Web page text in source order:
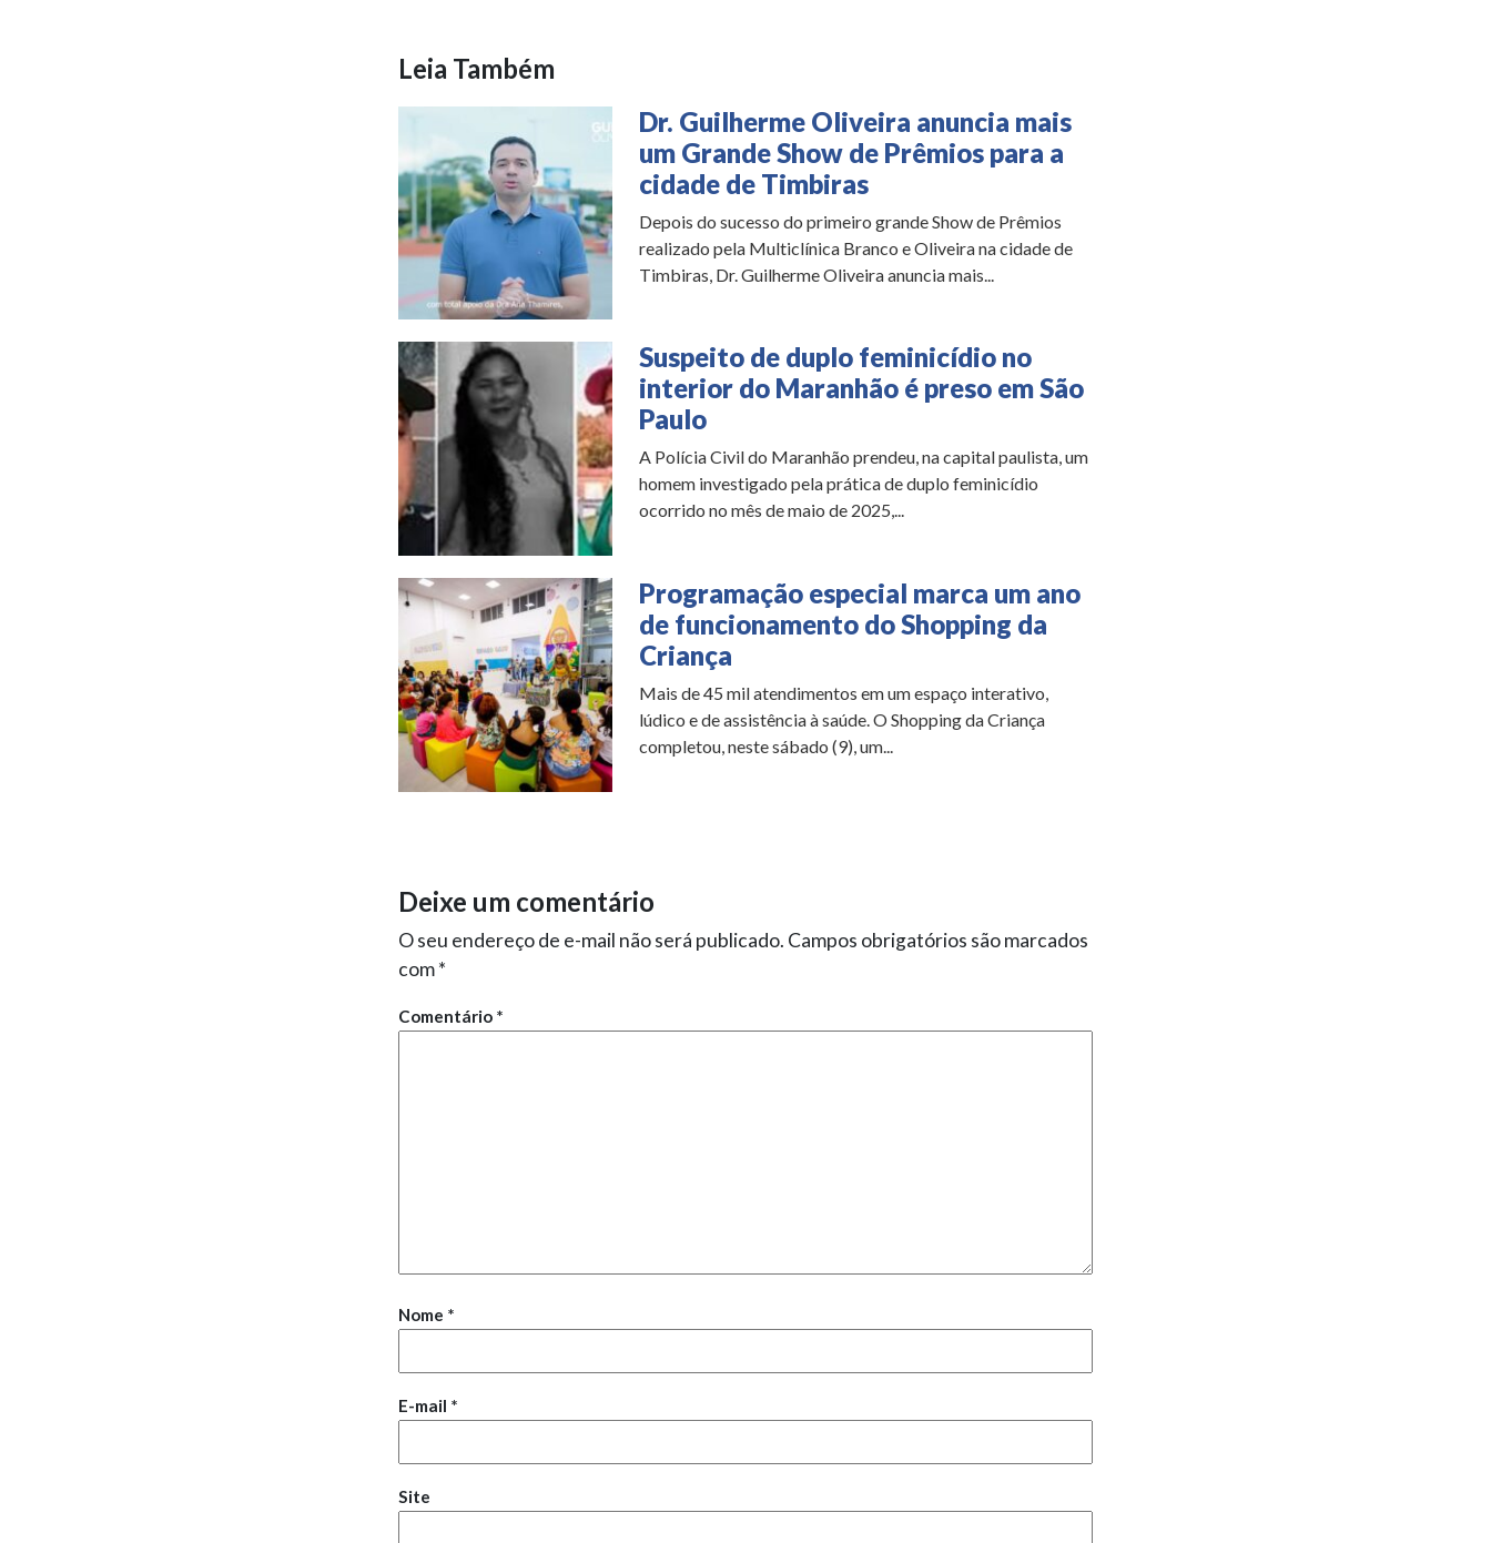
Leia Também
Dr. Guilherme Oliveira anuncia mais
um Grande Show de Prêmios para a
cidade de Timbiras
Depois do sucesso do primeiro grande Show de Prêmios
realizado pela Multiclínica Branco e Oliveira na cidade de
Timbiras, Dr. Guilherme Oliveira anuncia mais...
Suspeito de duplo feminicídio no
interior do Maranhão é preso em São
Paulo
A Polícia Civil do Maranhão prendeu, na capital paulista, um
homem investigado pela prática de duplo feminicídio
ocorrido no mês de maio de 2025,...
Programação especial marca um ano
de funcionamento do Shopping da
Criança
Mais de 45 mil atendimentos em um espaço interativo,
lúdico e de assistência à saúde. O Shopping da Criança
completou, neste sábado (9), um...
Deixe um comentário
O seu endereço de e-mail não será publicado. Campos obrigatórios são marcados
com*
Comentário *
Nome *
E-mail *
Site